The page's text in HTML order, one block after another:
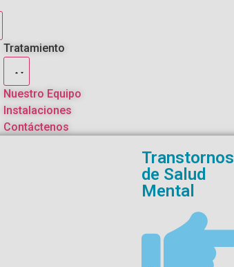
Tratamiento
Nuestro Equipo
Instalaciones
Contáctenos
Transtornos
de Salud
Mental